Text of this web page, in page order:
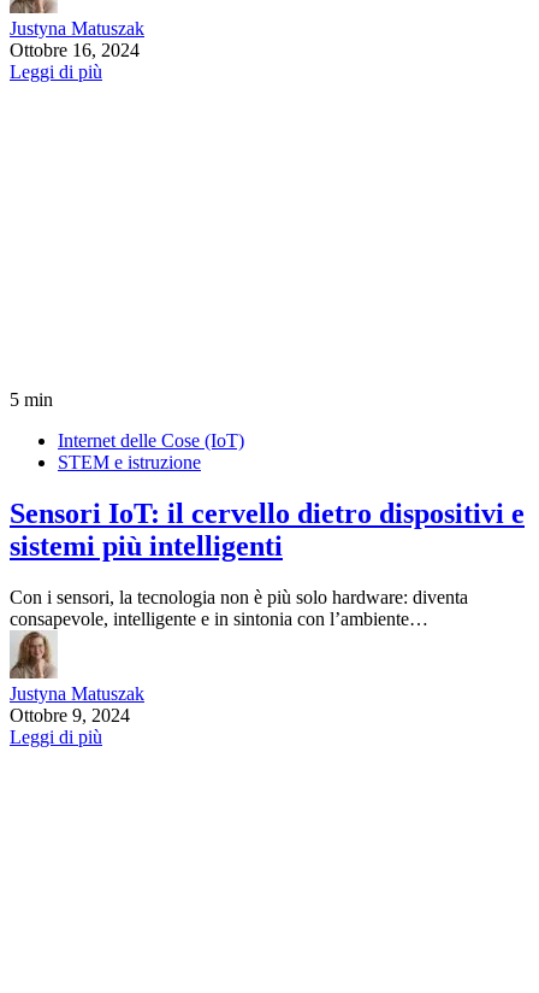
Justyna Matuszak
Ottobre 16, 2024
Leggi di più
5 min
Internet delle Cose (IoT)
STEM e istruzione
Sensori IoT: il cervello dietro dispositivi e
sistemi più intelligenti
Con i sensori, la tecnologia non è più solo hardware: diventa
consapevole, intelligente e in sintonia con l’ambiente…
Justyna Matuszak
Ottobre 9, 2024
Leggi di più